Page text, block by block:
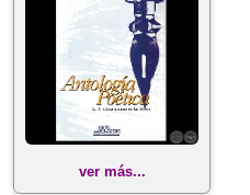
ver más...